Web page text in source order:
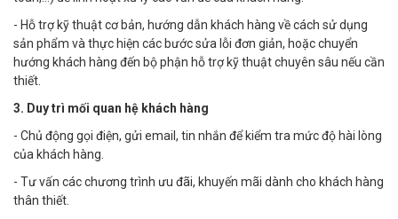
- Hỗ trợ kỹ thuật cơ bản, hướng dẫn khách hàng về cách sử dụng
sản phẩm và thực hiện các bước sửa lỗi đơn giản, hoặc chuyển
hướng khách hàng đến bộ phận hỗ trợ kỹ thuật chuyên sâu nếu cần
thiết.
3. Duy trì mối quan hệ khách hàng
- Chủ động gọi điện, gửi email, tin nhắn để kiểm tra mức độ hài lòng
của khách hàng.
- Tư vấn các chương trình ưu đãi, khuyến mãi dành cho khách hàng
thân thiết.